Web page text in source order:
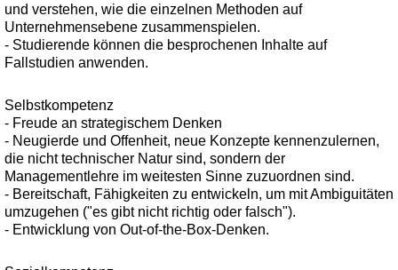
und verstehen, wie die einzelnen Methoden auf
Unternehmensebene zusammenspielen.
- Studierende können die besprochenen Inhalte auf
Fallstudien anwenden.
Selbstkompetenz
- Freude an strategischem Denken
- Neugierde und Offenheit, neue Konzepte kennenzulernen,
die nicht technischer Natur sind, sondern der
Managementlehre im weitesten Sinne zuzuordnen sind.
- Bereitschaft, Fähigkeiten zu entwickeln, um mit Ambiguitäten
umzugehen ("es gibt nicht richtig oder falsch").
- Entwicklung von Out-of-the-Box-Denken.